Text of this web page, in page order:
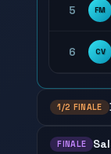
5 FM
6 CV
1/2 FINALE
FINALE